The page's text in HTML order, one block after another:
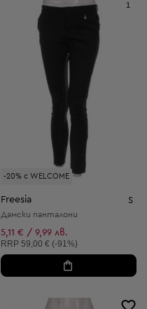
-20% с WELCOME
1
Freesia S
Дамски панталони
5,11 € / 9,99 лв.
Препоръчителна цена:
RRP 59,00 € (-91%)